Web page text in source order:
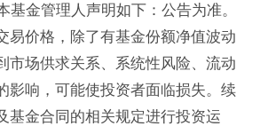
金管理人声明如下：公告为准。
易价格，除了有基金份额净值波动
市场供求关系、系统性风险、流动
影响，可能使投资者面临损失。续
基金合同的相关规定进行投资运